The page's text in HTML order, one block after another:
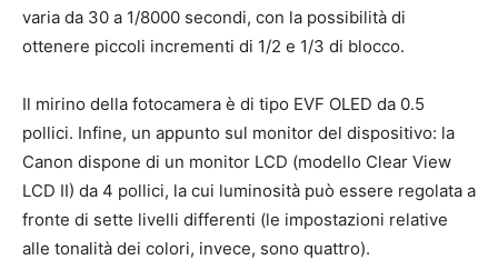
varia da 30 a 1/8000 secondi, con la possibilità di
ottenere piccoli incrementi di 1/2 e 1/3 di blocco.
Il mirino della fotocamera è di tipo EVF OLED da 0.5
pollici. Infine, un appunto sul monitor del dispositivo: la
Canon dispone di un monitor LCD (modello Clear View
LCD II) da 4 pollici, la cui luminosità può essere regolata a
fronte di sette livelli differenti (le impostazioni relative
alle tonalità dei colori, invece, sono quattro).